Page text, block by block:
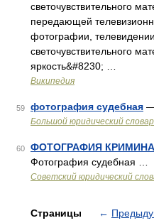
светочувствительного
передающей
фотографии,
светочувствительного
яркость&#8230; …
Википедия
59 фотография судебная —
Большой юридический
60 ФОТОГРАФИЯ
Фотография судебная …
Советский юридический
Страницы ←